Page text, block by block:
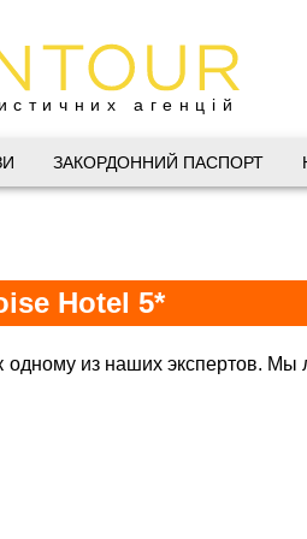
агенцій
Дніпро
ЗАКОРДОННИЙ ПАСПОРТ
Hotel 5*
из наших экспертов. Мы